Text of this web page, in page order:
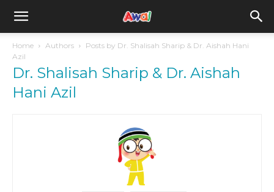
awal.my
Home Authors
Posts by Dr. Shalisah Sharip & Dr. Aishah Hani
Azil
Dr. Shalisah Sharip & Dr. Aishah
Hani Azil